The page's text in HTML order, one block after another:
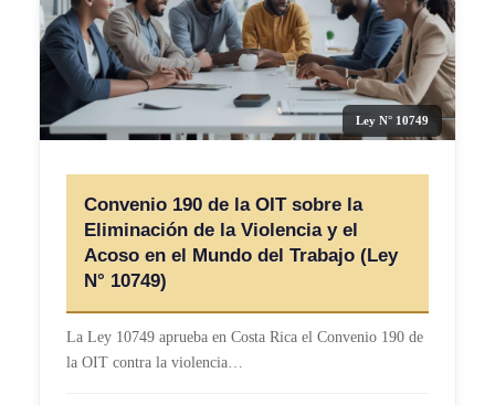
Ley N° 10749
Convenio 190 de la OIT sobre la
Eliminación de la Violencia y el
Acoso en el Mundo del Trabajo (Ley
N° 10749)
La Ley 10749 aprueba en Costa Rica el Convenio 190 de
la OIT contra la violencia…